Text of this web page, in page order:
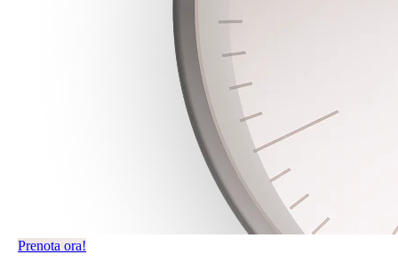
Prenota ora!